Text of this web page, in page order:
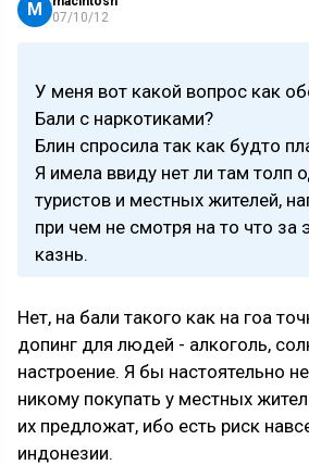
M
07/10/12
У меня вот какой вопрос как
Бали с наркотиками?
Блин спросила так как будто
Я имела ввиду нет ли там толп
туристов и местных жителей,
при чем не смотря на то что за
казнь.
Нет, на бали такого как на гоа
допинг для людей - алкоголь,
настроение. Я бы настоятельно
никому покупать у местных
их предложат, ибо есть риск
индонезии.